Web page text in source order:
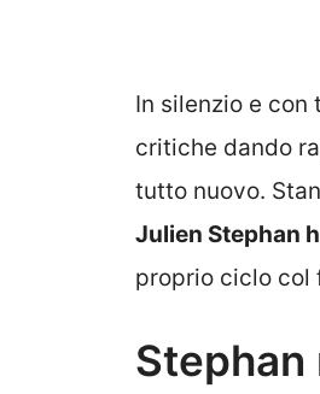
In silenzio e con
critiche dando
tutto nuovo.
Julien Stephan
proprio ciclo col
Stephan